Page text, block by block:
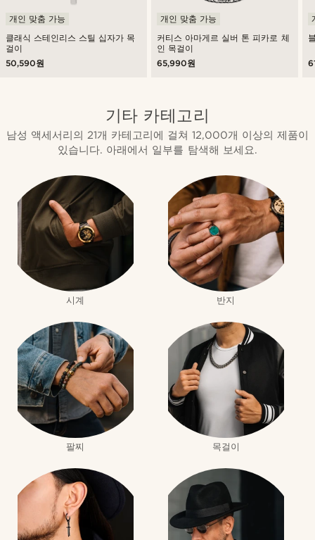
클래식 스테인리스 스틸 십자가 목
걸이
개인 맞춤 가능
50,590원
커티스 아마게르 실버 톤 피카로 체
인 목걸이
개인 맞춤 가능
65,990원
기타 카테고리
남성 액세서리의 21개 카테고리에 걸쳐 12,000개 이상의 제품이
있습니다. 아래에서 일부를 탐색해 보세요.
시계 반지
팔찌 목걸이